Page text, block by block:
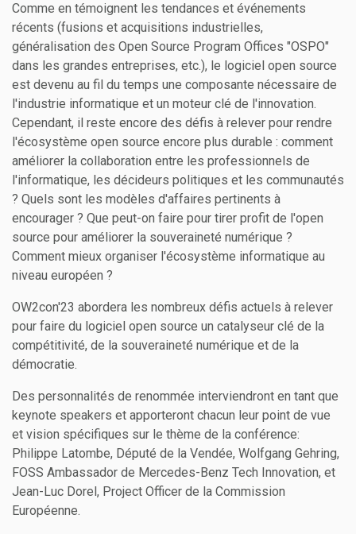
Comme en témoignent les tendances et événements
récents (fusions et acquisitions industrielles,
généralisation des Open Source Program Offices "OSPO"
dans les grandes entreprises, etc.), le logiciel open source
est devenu au fil du temps une composante nécessaire de
l'industrie informatique et un moteur clé de l'innovation.
Cependant, il reste encore des défis à relever pour rendre
l'écosystème open source encore plus durable : comment
améliorer la collaboration entre les professionnels de
l'informatique, les décideurs politiques et les communautés
? Quels sont les modèles d'affaires pertinents à
encourager ? Que peut-on faire pour tirer profit de l'open
source pour améliorer la souveraineté numérique ?
Comment mieux organiser l'écosystème informatique au
niveau européen ?
OW2con'23 abordera les nombreux défis actuels à relever
pour faire du logiciel open source un catalyseur clé de la
compétitivité, de la souveraineté numérique et de la
démocratie.
Des personnalités de renommée interviendront en tant que
keynote speakers et apporteront chacun leur point de vue
et vision spécifiques sur le thème de la conférence:
Philippe Latombe, Député de la Vendée, Wolfgang Gehring,
FOSS Ambassador de Mercedes-Benz Tech Innovation, et
Jean-Luc Dorel, Project Officer de la Commission
Européenne.